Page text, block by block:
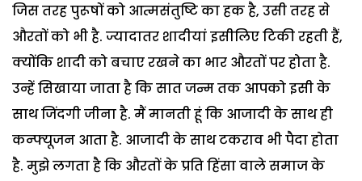
जिस तरह पुरूषों को आत्मसंतुष्टि का हक है, उसी तरह से
औरतों को भी है. ज्यादातर शादीयां इसीलिए टिकी रहती हैं,
क्योंकि शादी को बचाए रखने का भार औरतों पर होता है.
उन्हें सिखाया जाता है कि सात जन्म तक आपको इसी के
साथ जिंदगी जीना है. मैं मानती हूं कि आजादी के साथ ही
कन्फ्यूजन आता है. आजादी के साथ टकराव भी पैदा होता
है. मुझे लगता है कि औरतों के प्रति हिंसा वाले समाज के